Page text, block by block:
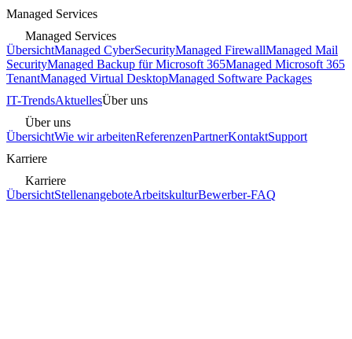
Managed Services
Managed Services
ÜbersichtManaged CyberSecurityManaged FirewallManaged Mail
SecurityManaged Backup für Microsoft 365Managed Microsoft 365
TenantManaged Virtual DesktopManaged Software Packages
IT-TrendsAktuellesÜber uns
Über uns
ÜbersichtWie wir arbeitenReferenzenPartnerKontaktSupport
Karriere
Karriere
ÜbersichtStellenangeboteArbeitskulturBewerber-FAQ